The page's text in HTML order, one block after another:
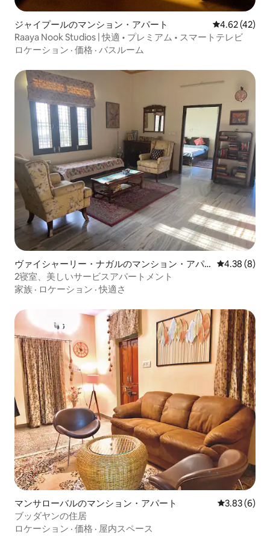
ジャイプールのマンション・アパート レビュー42
4.62 (42)
Raaya Nook Studios | 快適 • プレミアム • スマートテレビ
ロケーション · 価格 · バスルーム
ヴァイシャーリー・ナガルのマンション・アパ
ート
レビュー8
4.38 (8)
2寝室、美しいサービスアパートメント
家族 · ロケーション ·快適さ
マンサローバルのマンション・アパート レビュー6
3.83 (6)
ブッダヤンの住居
ロケーション · 価格 · 屋内スペース